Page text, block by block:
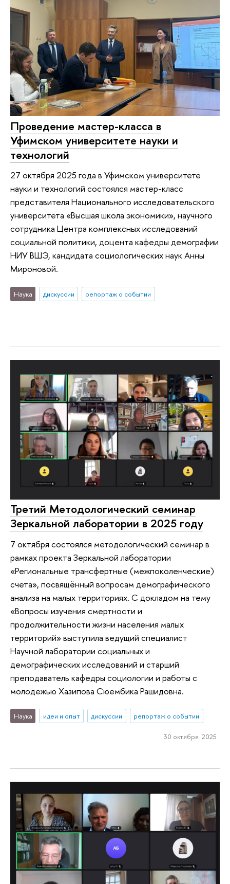
Проведение мастер-класса в
Уфимском университете науки и
технологий
27 октября 2025 года в Уфимском университете
науки и технологий состоялся мастер-класс
представителя Национального исследовательского
университета «Высшая школа экономики», научного
сотрудника Центра комплексных исследований
социальной политики, доцента кафедры демографии
НИУ ВШЭ, кандидата социологических наук Анны
Мироновой.
Наука дискуссии репортаж о событии
Третий Методологический семинар
Зеркальной лаборатории в 2025 году
7 октября состоялся методологический семинар в
рамках проекта Зеркальной лаборатории
«Региональные трансфертные (межпоколенческие)
счета», посвящённый вопросам демографического
анализа на малых территориях. С докладом на тему
«Вопросы изучения смертности и
продолжительности жизни населения малых
территорий» выступила ведущий специалист
Научной лаборатории социальных и
демографических исследований и старший
преподаватель кафедры социологии и работы с
молодежью Хазипова Сюембика Рашидовна.
Наука идеи и опыт дискуссии репортаж о событии
30 октября 2025